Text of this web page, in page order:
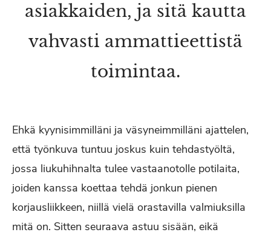
asiakkaiden, ja sitä kautta
vahvasti ammattieettistä
toimintaa.
Ehkä kyynisimmilläni ja väsyneimmilläni ajattelen,
että työnkuva tuntuu joskus kuin tehdastyöltä,
jossa liukuhihnalta tulee vastaanotolle potilaita,
joiden kanssa koettaa tehdä jonkun pienen
korjausliikkeen, niillä vielä orastavilla valmiuksilla
mitä on. Sitten seuraava astuu sisään, eikä